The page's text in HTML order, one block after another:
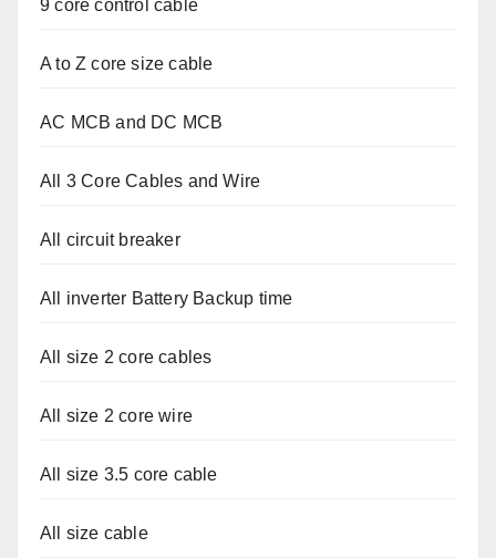
9 core control cable
A to Z core size cable
AC MCB and DC MCB
All 3 Core Cables and Wire
All circuit breaker
All inverter Battery Backup time
All size 2 core cables
All size 2 core wire
All size 3.5 core cable
All size cable